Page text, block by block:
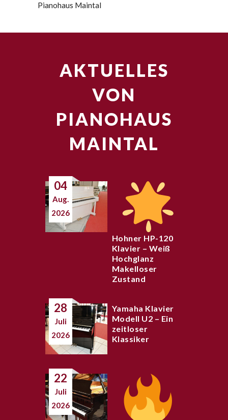
Pianohaus Maintal
AKTUELLES
VON
PIANOHAUS
MAINTAL
04
Aug.
2026
Hohner HP-120
Klavier – Weiß
Hochglanz
Makelloser
Zustand
28
Juli
2026
Yamaha Klavier
Modell U2 – Ein
zeitloser
Klassiker
22
Juli
2026